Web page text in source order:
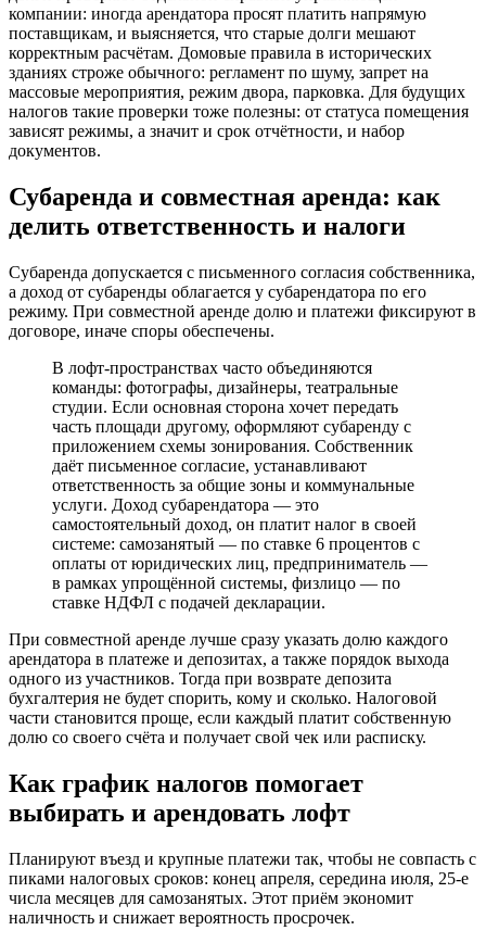
компании: иногда арендатора просят платить напрямую
поставщикам, и выясняется, что старые долги мешают
корректным расчётам. Домовые правила в исторических
зданиях строже обычного: регламент по шуму, запрет на
массовые мероприятия, режим двора, парковка. Для будущих
налогов такие проверки тоже полезны: от статуса помещения
зависят режимы, а значит и срок отчётности, и набор
документов.
Субаренда и совместная аренда: как
делить ответственность и налоги
Субаренда допускается с письменного согласия собственника,
а доход от субаренды облагается у субарендатора по его
режиму. При совместной аренде долю и платежи фиксируют в
договоре, иначе споры обеспечены.
В лофт‑пространствах часто объединяются
команды: фотографы, дизайнеры, театральные
студии. Если основная сторона хочет передать
часть площади другому, оформляют субаренду с
приложением схемы зонирования. Собственник
даёт письменное согласие, устанавливают
ответственность за общие зоны и коммунальные
услуги. Доход субарендатора — это
самостоятельный доход, он платит налог в своей
системе: самозанятый — по ставке 6 процентов с
оплаты от юридических лиц, предприниматель —
в рамках упрощённой системы, физлицо — по
ставке НДФЛ с подачей декларации.
При совместной аренде лучше сразу указать долю каждого
арендатора в платеже и депозитах, а также порядок выхода
одного из участников. Тогда при возврате депозита
бухгалтерия не будет спорить, кому и сколько. Налоговой
части становится проще, если каждый платит собственную
долю со своего счёта и получает свой чек или расписку.
Как график налогов помогает
выбирать и арендовать лофт
Планируют въезд и крупные платежи так, чтобы не совпасть с
пиками налоговых сроков: конец апреля, середина июля, 25‑е
числа месяцев для самозанятых. Этот приём экономит
наличность и снижает вероятность просрочек.